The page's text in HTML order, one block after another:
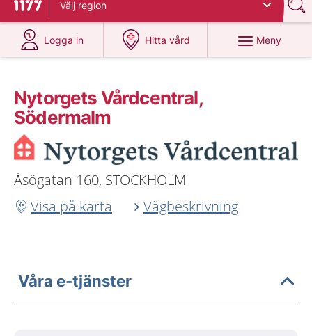
Till startsidan för 1177
Välj region
Logga in
på 1177.se
Hitta vård
på 1177.se
Meny
Nytorgets Vårdcentral,
Södermalm
Åsögatan 160, STOCKHOLM
Visa på karta
Vägbeskrivning
Våra e-tjänster